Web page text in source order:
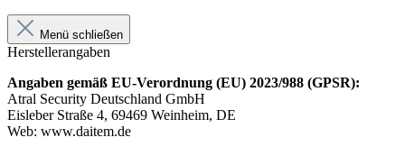
Menü schließen
Herstellerangaben
Angaben gemäß EU-Verordnung (EU) 2023/988 (GPSR):
Atral Security Deutschland GmbH
Eisleber Straße 4, 69469 Weinheim, DE
Web: www.daitem.de